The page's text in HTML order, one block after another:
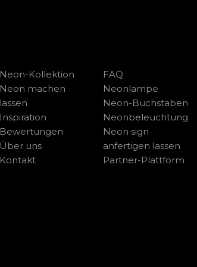
Neon-Kollektion
Neon machen
lassen
Inspiration
Bewertungen
Über uns
Kontakt
FAQ
Neonlampe
Neon-Buchstaben
Neonbeleuchtung
Neon sign
anfertigen lassen
Partner-Plattform